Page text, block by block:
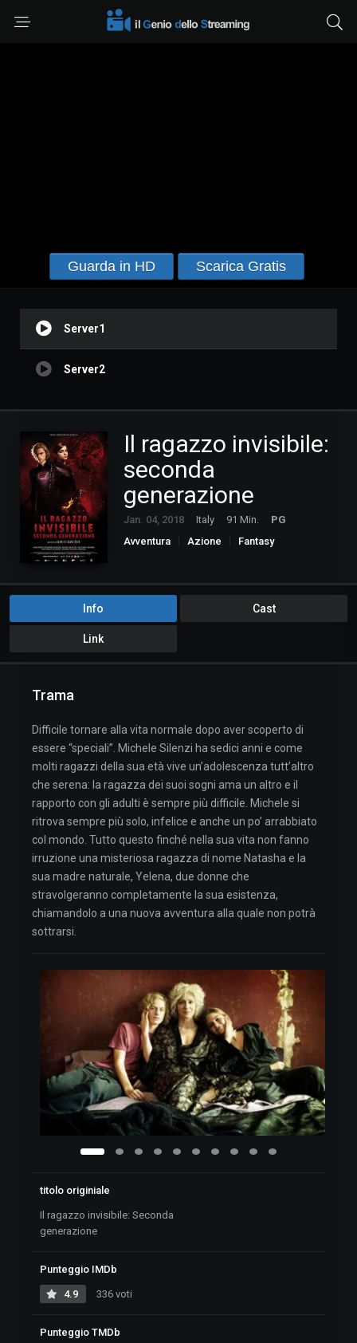
Guarda in HD Scarica Gratis
Server1
Server2
Il ragazzo invisibile:
seconda
generazione
Jan. 04, 2018 Italy 91 Min.
PG
Avventura
Azione Fantasy
Info Cast
Link
Trama
Difficile tornare alla vita normale dopo aver scoperto di
essere “speciali”. Michele Silenzi ha sedici anni e come
molti ragazzi della sua età vive un’adolescenza tutt’altro
che serena: la ragazza dei suoi sogni ama un altro e il
rapporto con gli adulti è sempre più difficile. Michele si
ritrova sempre più solo, infelice e anche un po’ arrabbiato
col mondo. Tutto questo finché nella sua vita non fanno
irruzione una misteriosa ragazza di nome Natasha e la
sua madre naturale, Yelena, due donne che
stravolgeranno completamente la sua esistenza,
chiamandolo a una nuova avventura alla quale non potrà
sottrarsi.
titolo originiale
Il ragazzo invisibile: Seconda
generazione
Punteggio IMDb
4.9 336 voti
Punteggio TMDb